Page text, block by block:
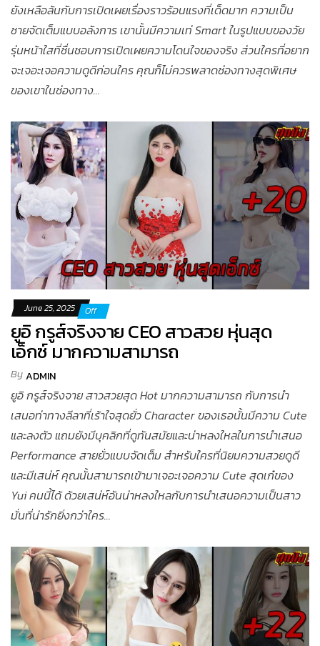
ยังเหลือล้นกับการเปิดเผยเรื่องราวร้อนแรงที่เด็ดมาก ความเป็น
ชายจัดเต็มแบบอลังการ เขานั้นมีความเท่ Smart ในรูปแบบของวัย
รุ่นหน้าใสที่ชื่นชอบการเปิดเผยความโดนใจของจริง ส่วนใครที่อยาก
จะเจอะเจอความดูดีก่อนใคร คุณก็ไม่ควรพลาดช่องทางสุดพิเศษ
ของเขาในช่องทาง…
June 25, 2025 Off
ยูอิ กรูส์จริงจาย CEO สาวสวย หุ่นสุด
เอ็กซ์ มากความสามารถ
ByADMIN
ยูอิ กรูส์จริงจาย สาวสวยสุด Hot มากความสามารถ กับการนำ
เสนอท่าทางลีลาที่เร้าใจสุดยั่ว Character ของเธอนั้นมีความ Cute
และลงตัว แถมยังมีบุคลิกที่ดูทันสมัยและน่าหลงใหลในการนำเสนอ
Performance สายยั่วแบบจัดเต็ม สำหรับใครที่นิยมความสวยดูดี
และมีเสน่ห์ คุณนั้นสามารถเข้ามาเจอะเจอความ Cute สุดเก๋ของ
Yui คนนี้ได้ ด้วยเสน่ห์อันน่าหลงใหลกับการนำเสนอความเป็นสาว
มั่นที่น่ารักยิ่งกว่าใคร…